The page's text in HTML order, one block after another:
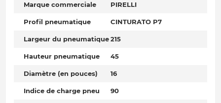
Marque commerciale PIRELLI
Profil pneumatique CINTURATO P7
Largeur du pneumatique215
Hauteur pneumatique 45
Diamètre (en pouces) 16
Indice de charge pneu 90